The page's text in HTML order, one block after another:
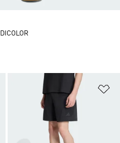
Adicionar à Lista de Desejos